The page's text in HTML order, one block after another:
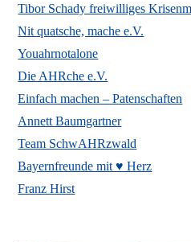
Tibor Schady freiwilliges
Nit quatsche, mache e.V.
Youahrnotalone
Die AHRche e.V.
Einfach machen – Patenschaften
Annett Baumgartner
Team SchwAHRzwald
Bayernfreunde mit ♥️ Herz
Franz Hirst